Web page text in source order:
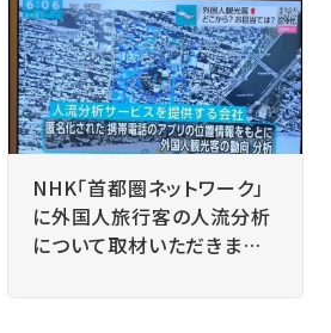
NHK「首都圏ネットワーク」
に外国人旅行客の人流分析
について取材いただきまし